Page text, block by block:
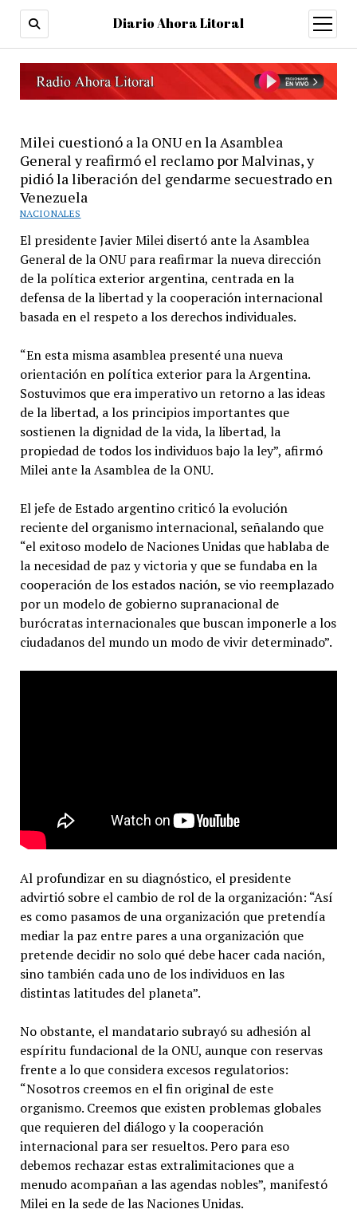
Diario Ahora Litoral
open
menu
Milei cuestionó a la ONU en la Asamblea
General y reafirmó el reclamo por Malvinas, y
pidió la liberación del gendarme secuestrado en
Venezuela
NACIONALES
El presidente Javier Milei disertó ante la Asamblea
General de la ONU para reafirmar la nueva dirección
de la política exterior argentina, centrada en la
defensa de la libertad y la cooperación internacional
basada en el respeto a los derechos individuales.
“En esta misma asamblea presenté una nueva
orientación en política exterior para la Argentina.
Sostuvimos que era imperativo un retorno a las ideas
de la libertad, a los principios importantes que
sostienen la dignidad de la vida, la libertad, la
propiedad de todos los individuos bajo la ley”, afirmó
Milei ante la Asamblea de la ONU.
El jefe de Estado argentino criticó la evolución
reciente del organismo internacional, señalando que
“el exitoso modelo de Naciones Unidas que hablaba de
la necesidad de paz y victoria y que se fundaba en la
cooperación de los estados nación, se vio reemplazado
por un modelo de gobierno supranacional de
burócratas internacionales que buscan imponerle a los
ciudadanos del mundo un modo de vivir determinado”.
Al profundizar en su diagnóstico, el presidente
advirtió sobre el cambio de rol de la organización: “Así
es como pasamos de una organización que pretendía
mediar la paz entre pares a una organización que
pretende decidir no solo qué debe hacer cada nación,
sino también cada uno de los individuos en las
distintas latitudes del planeta”.
No obstante, el mandatario subrayó su adhesión al
espíritu fundacional de la ONU, aunque con reservas
frente a lo que considera excesos regulatorios:
“Nosotros creemos en el fin original de este
organismo. Creemos que existen problemas globales
que requieren del diálogo y la cooperación
internacional para ser resueltos. Pero para eso
debemos rechazar estas extralimitaciones que a
menudo acompañan a las agendas nobles”, manifestó
Milei en la sede de las Naciones Unidas.